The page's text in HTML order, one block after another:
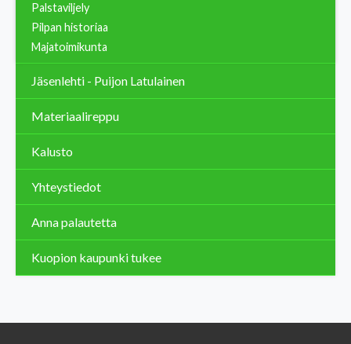
Palstaviljely
Pilpan historiaa
Majatoimikunta
Jäsenlehti - Puijon Latulainen
Materiaalireppu
Kalusto
Yhteystiedot
Anna palautetta
Kuopion kaupunki tukee